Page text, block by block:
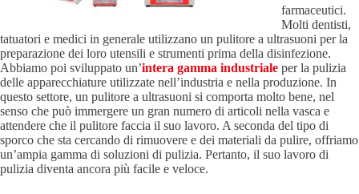
farmaceutici.
Molti dentisti,
tatuatori e medici in generale utilizzano un pulitore a ultrasuoni per la
preparazione dei loro utensili e strumenti prima della disinfezione.
Abbiamo poi sviluppato un’intera gamma industriale per la pulizia
delle apparecchiature utilizzate nell’industria e nella produzione. In
questo settore, un pulitore a ultrasuoni si comporta molto bene, nel
senso che può immergere un gran numero di articoli nella vasca e
attendere che il pulitore faccia il suo lavoro. A seconda del tipo di
sporco che sta cercando di rimuovere e dei materiali da pulire, offriamo
un’ampia gamma di soluzioni di pulizia. Pertanto, il suo lavoro di
pulizia diventa ancora più facile e veloce.